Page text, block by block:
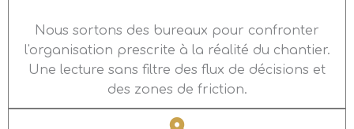
Nous sortons des bureaux pour confronter
l'organisation prescrite à la réalité du chantier.
Une lecture sans filtre des flux de décisions et
des zones de friction.